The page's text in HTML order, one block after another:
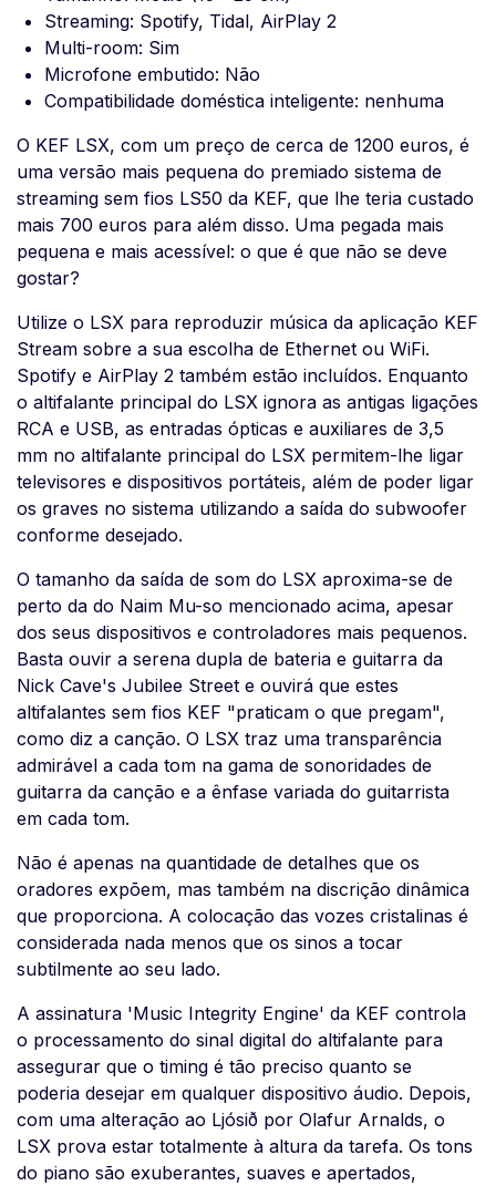
Streaming: Spotify, Tidal, AirPlay 2
Multi-room: Sim
Microfone embutido: Não
Compatibilidade doméstica inteligente: nenhuma
O KEF LSX, com um preço de cerca de 1200 euros, é
uma versão mais pequena do premiado sistema de
streaming sem fios LS50 da KEF, que lhe teria custado
mais 700 euros para além disso. Uma pegada mais
pequena e mais acessível: o que é que não se deve
gostar?
Utilize o LSX para reproduzir música da aplicação KEF
Stream sobre a sua escolha de Ethernet ou WiFi.
Spotify e AirPlay 2 também estão incluídos. Enquanto
o altifalante principal do LSX ignora as antigas ligações
RCA e USB, as entradas ópticas e auxiliares de 3,5
mm no altifalante principal do LSX permitem-lhe ligar
televisores e dispositivos portáteis, além de poder ligar
os graves no sistema utilizando a saída do subwoofer
conforme desejado.
O tamanho da saída de som do LSX aproxima-se de
perto da do Naim Mu-so mencionado acima, apesar
dos seus dispositivos e controladores mais pequenos.
Basta ouvir a serena dupla de bateria e guitarra da
Nick Cave's Jubilee Street e ouvirá que estes
altifalantes sem fios KEF "praticam o que pregam",
como diz a canção. O LSX traz uma transparência
admirável a cada tom na gama de sonoridades de
guitarra da canção e a ênfase variada do guitarrista
em cada tom.
Não é apenas na quantidade de detalhes que os
oradores expõem, mas também na discrição dinâmica
que proporciona. A colocação das vozes cristalinas é
considerada nada menos que os sinos a tocar
subtilmente ao seu lado.
A assinatura 'Music Integrity Engine' da KEF controla
o processamento do sinal digital do altifalante para
assegurar que o timing é tão preciso quanto se
poderia desejar em qualquer dispositivo áudio. Depois,
com uma alteração ao Ljósið por Olafur Arnalds, o
LSX prova estar totalmente à altura da tarefa. Os tons
do piano são exuberantes, suaves e apertados,